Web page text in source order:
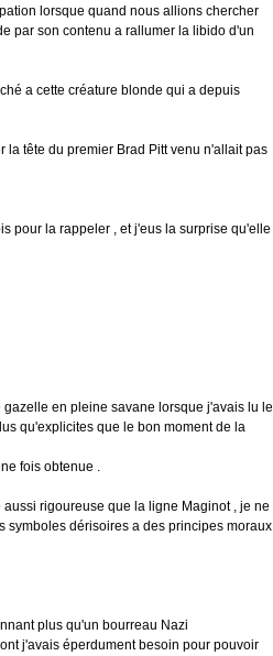
lorsque quand nous allions chercher
par son contenu a rallumer la libido d'un
a cette créature blonde qui a depuis
la tête du premier Brad Pitt venu n'allait pas
pour la rappeler , et j'eus la surprise qu'elle
en pleine savane lorsque j'avais lu le
qu'explicites que le bon moment de la
fois obtenue .
rigoureuse que la ligne Maginot , je ne
symboles dérisoires a des principes moraux
plus qu'un bourreau Nazi
j'avais éperdument besoin pour pouvoir